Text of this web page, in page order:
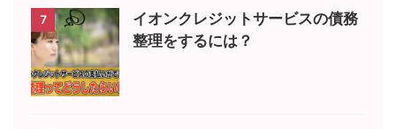
7
イオンクレジットサービスの債務
整理をするには？